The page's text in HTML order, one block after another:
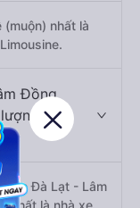
nhất là
Đồng
tốt,
Gòn Đà Lạt - Lâm
nhất là nhà xe